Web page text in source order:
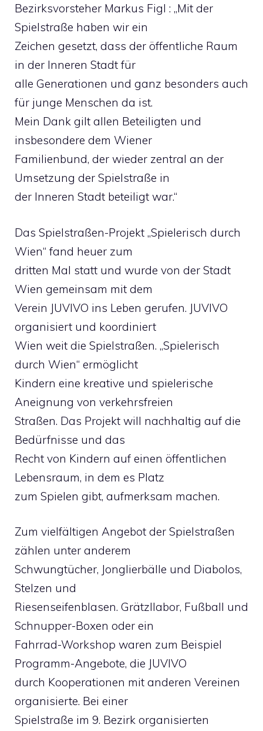
Bezirksvorsteher Markus Figl : „Mit der
Spielstraße haben wir ein
Zeichen gesetzt, dass der öffentliche Raum
in der Inneren Stadt für
alle Generationen und ganz besonders auch
für junge Menschen da ist.
Mein Dank gilt allen Beteiligten und
insbesondere dem Wiener
Familienbund, der wieder zentral an der
Umsetzung der Spielstraße in
der Inneren Stadt beteiligt war.“
Das Spielstraßen-Projekt „Spielerisch durch
Wien“ fand heuer zum
dritten Mal statt und wurde von der Stadt
Wien gemeinsam mit dem
Verein JUVIVO ins Leben gerufen. JUVIVO
organisiert und koordiniert
Wien weit die Spielstraßen. „Spielerisch
durch Wien“ ermöglicht
Kindern eine kreative und spielerische
Aneignung von verkehrsfreien
Straßen. Das Projekt will nachhaltig auf die
Bedürfnisse und das
Recht von Kindern auf einen öffentlichen
Lebensraum, in dem es Platz
zum Spielen gibt, aufmerksam machen.
Zum vielfältigen Angebot der Spielstraßen
zählen unter anderem
Schwungtücher, Jonglierbälle und Diabolos,
Stelzen und
Riesenseifenblasen. Grätzllabor, Fußball und
Schnupper-Boxen oder ein
Fahrrad-Workshop waren zum Beispiel
Programm-Angebote, die JUVIVO
durch Kooperationen mit anderen Vereinen
organisierte. Bei einer
Spielstraße im 9. Bezirk organisierten